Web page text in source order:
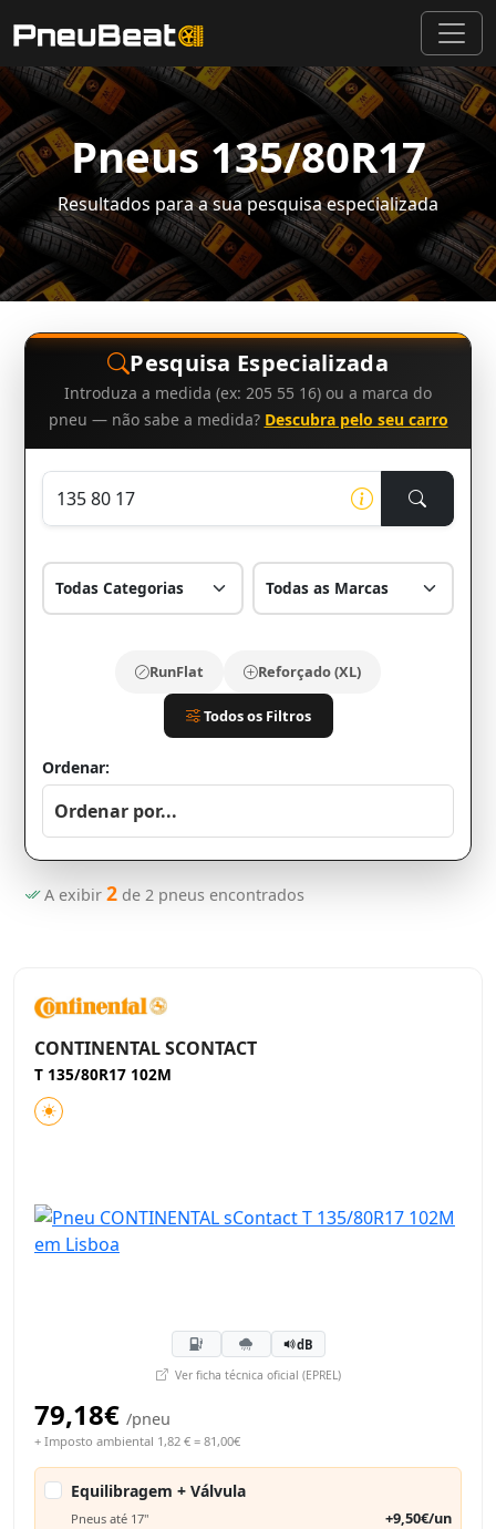
Pneus 135/80R17
Resultados para a sua pesquisa especializada
Pesquisa Especializada
Introduza a medida (ex: 205 55 16) ou a marca do
pneu — não sabe a medida? Descubra pelo seu carro
RunFlat Reforçado (XL)
Todos os Filtros
Ordenar:
A exibir 2 de 2 pneus encontrados
CONTINENTAL SCONTACT
T 135/80R17 102M
dB
Ver ficha técnica oficial (EPREL)
79,18€ /pneu
+ Imposto ambiental 1,82 € = 81,00€
Equilibragem + Válvula
Pneus até 17" +9,50€/un